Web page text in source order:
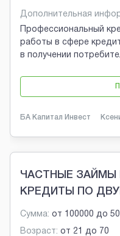
Дополнительная
Профессиональный
работы в сфере
в получении
БА Капитал Инвест
ЧАСТНЫЕ ЗАЙМЫ
КРЕДИТЫ ПО
Сумма: от 100000 до
Возраст: от 21 до 70